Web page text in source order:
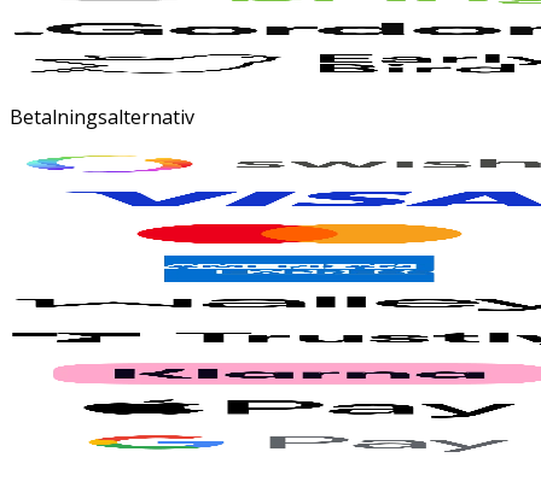
Betalningsalternativ